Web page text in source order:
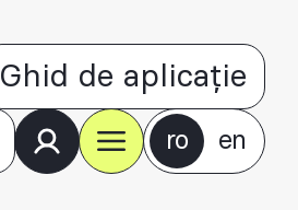
Ghid de aplicație
ro en